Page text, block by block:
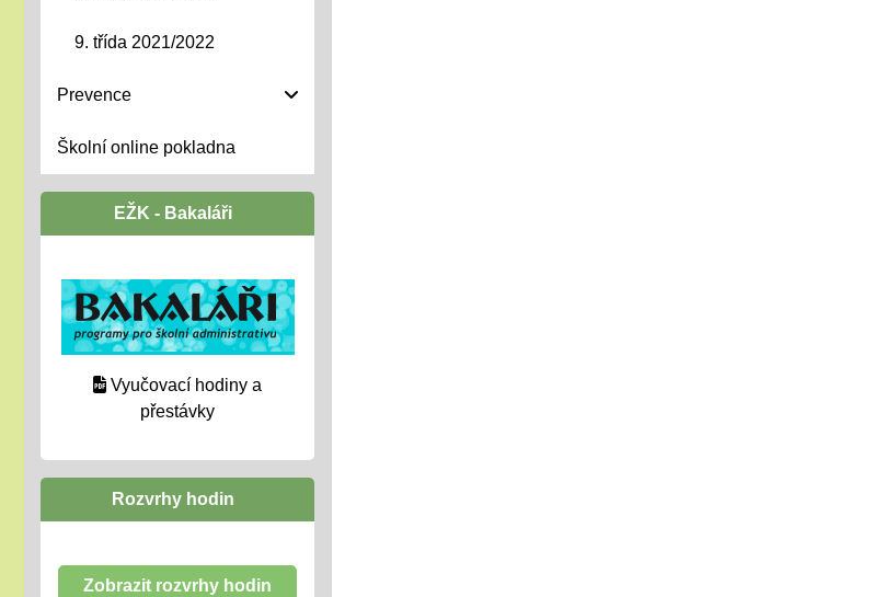
9. třída 2021/2022
Prevence
Školní online pokladna
EŽK - Bakaláři
Vyučovací hodiny a
přestávky
Rozvrhy hodin
Zobrazit rozvrhy hodin